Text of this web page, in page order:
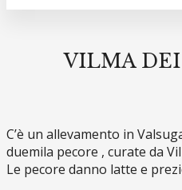
VILMA
C’è un allevamento in
duemila pecore , curate da
Le pecore danno latte e